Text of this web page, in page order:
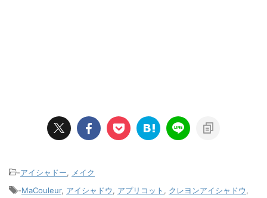
-アイシャドー
メイク
-MaCouleur, アイシャドウ アプリコット クレヨンアイシャドウ